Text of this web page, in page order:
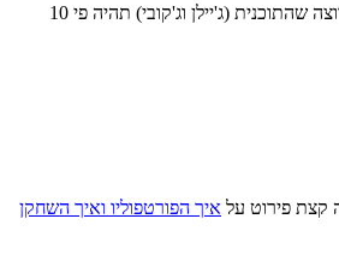
. זה נראה יותר כמו טענה אנושית כללית מאשר מידע אישי מהשחקן. רוז טוען שזה אינסטינקיט אנושי בסיסי, הוא לא רוצה שהתוכנית (ג'יילן וג'קובי) תהיה פי 10
איך הפורטפוליו ואיך השחקן